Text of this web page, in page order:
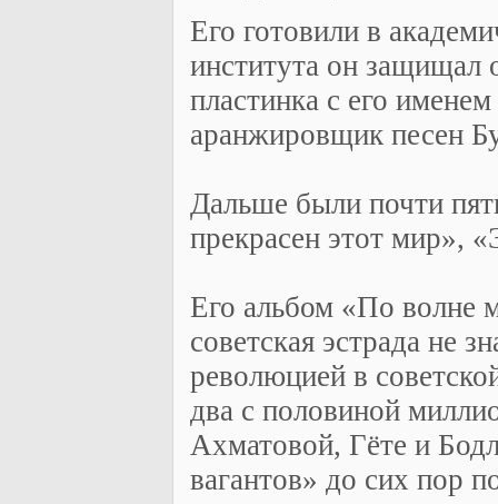
Его готовили в
института он защищал
пластинка с его
аранжировщик песен
Дальше были почти
прекрасен этот мир»,
Его альбом «По волне
советская эстрада не
революцией в
два с половиной
Ахматовой, Гёте и
вагантов» до сих пор